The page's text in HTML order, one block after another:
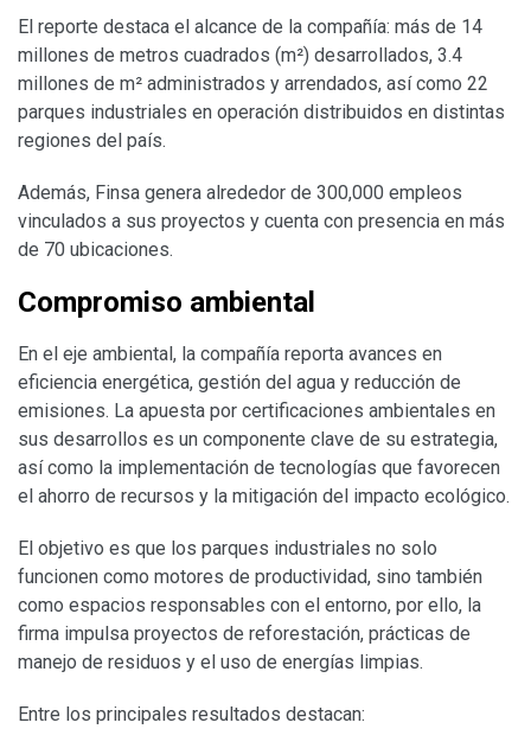
El reporte destaca el alcance de la compañía: más de 14
millones de metros cuadrados (m²) desarrollados, 3.4
millones de m² administrados y arrendados, así como 22
parques industriales en operación distribuidos en distintas
regiones del país.
Además, Finsa genera alrededor de 300,000 empleos
vinculados a sus proyectos y cuenta con presencia en más
de 70 ubicaciones.
Compromiso ambiental
En el eje ambiental, la compañía reporta avances en
eficiencia energética, gestión del agua y reducción de
emisiones. La apuesta por certificaciones ambientales en
sus desarrollos es un componente clave de su estrategia,
así como la implementación de tecnologías que favorecen
el ahorro de recursos y la mitigación del impacto ecológico.
El objetivo es que los parques industriales no solo
funcionen como motores de productividad, sino también
como espacios responsables con el entorno, por ello, la
firma impulsa proyectos de reforestación, prácticas de
manejo de residuos y el uso de energías limpias.
Entre los principales resultados destacan: